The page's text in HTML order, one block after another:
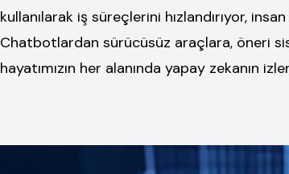
kullanılarak iş süreçlerini hızlandırıyor,
Chatbotlardan sürücüsüz araçlara, öneri
hayatımızın her alanında yapay zekanın